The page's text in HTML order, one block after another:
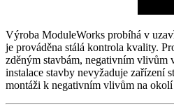
Výroba ModuleWorks probíhá v
je prováděna stálá kontrola kvality.
zděným stavbám, negativním vlivům
instalace stavby nevyžaduje zařízení
montáži k negativním vlivům na okolí